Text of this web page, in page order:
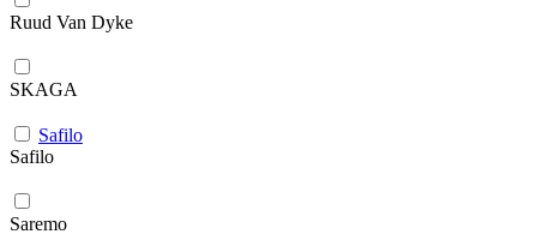
Ruud Van Dyke
SKAGA
Safilo
Safilo
Saremo